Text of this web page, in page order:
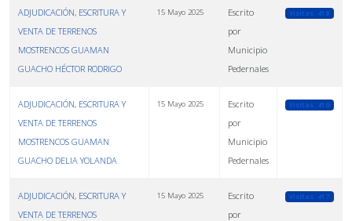
ADJUDICACIÓN, ESCRITURA Y
VENTA DE TERRENOS
MOSTRENCOS GUAMAN
GUACHO HÉCTOR RODRIGO
15 Mayo 2025
Escrito
por
Municipio
Pedernales
Visitas: 418
ADJUDICACIÓN, ESCRITURA Y
VENTA DE TERRENOS
MOSTRENCOS GUAMAN
GUACHO DELIA YOLANDA
15 Mayo 2025
Escrito
por
Municipio
Pedernales
Visitas: 410
ADJUDICACIÓN, ESCRITURA Y
VENTA DE TERRENOS
15 Mayo 2025
Escrito
por
Visitas: 417